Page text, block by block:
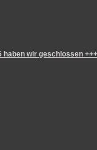
haben wir geschlossen +++